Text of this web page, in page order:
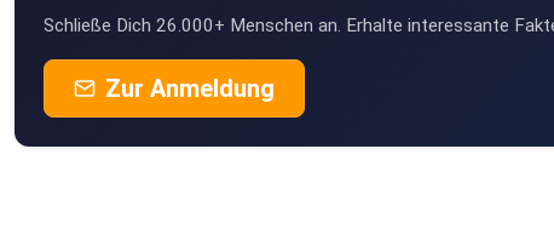
Schließe Dich 26.000+ Menschen an. Erhalte interessante
Zur Anmeldung